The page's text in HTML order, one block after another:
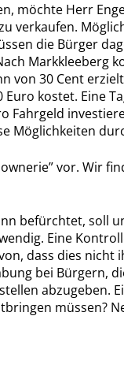
möchte Herr
verkaufen.
die Bürger
30 Cent
kostet. Eine
Fahrgeld
Möglichkeiten
vor. Wir
befürchtet, soll
Eine
dass dies
bei Bürgern,
abzugeben.
müssen?